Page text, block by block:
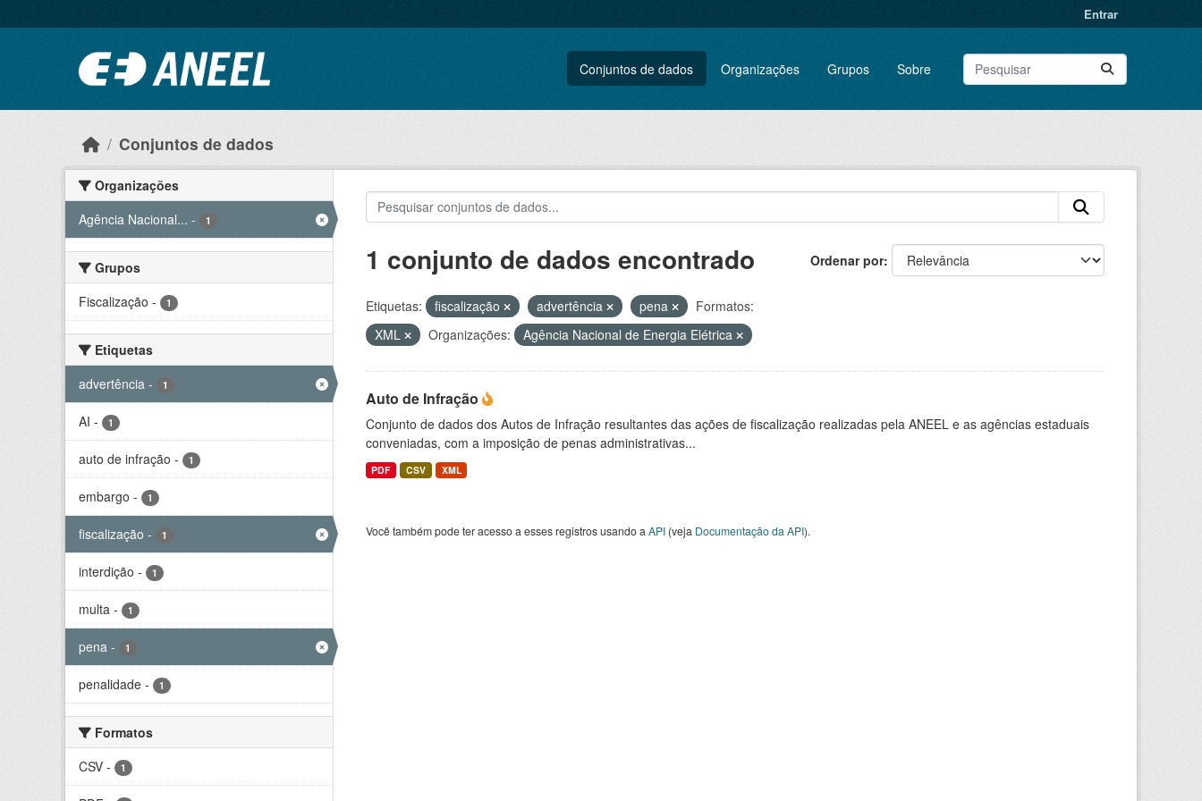
Entrar
Conjuntos de dados Organizações Grupos Sobre
Conjuntos de dados
Organizações
Agência Nacional... - 1
Grupos
Fiscalização - 1
Etiquetas
advertência - 1
AI - 1
auto de infração - 1
embargo - 1
fiscalização - 1
interdição - 1
multa - 1
pena - 1
penalidade - 1
Formatos
CSV - 1
Ordenar por
1 conjunto de dados encontrado
Etiquetas: fiscalização advertência pena
Formatos:
XML
Organizações: Agência Nacional de Energia Elétrica
Auto de Infração
Conjunto de dados dos Autos de Infração resultantes das ações de fiscalização realizadas pela ANEEL e as agências estaduais
conveniadas, com a imposição de penas administrativas...
PDF CSV XML
Você também pode ter acesso a esses registros usando a API(veja Documentação da API).